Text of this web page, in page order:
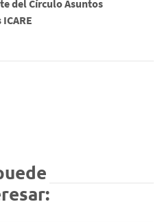
del Círculo Asuntos